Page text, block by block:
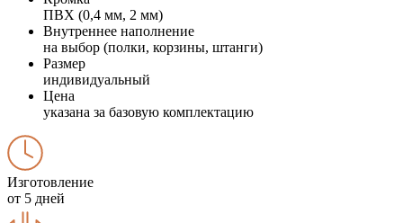
ПВХ (0,4 мм, 2 мм)
Внутреннее наполнение
на выбор (полки, корзины, штанги)
Размер
индивидуальный
Цена
указана за базовую комплектацию
Изготовление
от 5 дней